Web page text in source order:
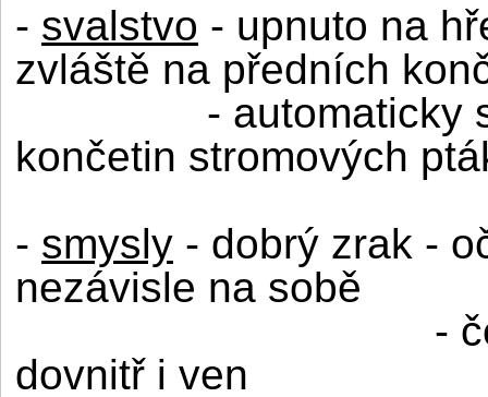
- svalstvo - upnuto na
zvláště na předních
- automaticky
končetin stromových
- smysly - dobrý zrak -
nezávisle na sobě
-
dovnitř i ven